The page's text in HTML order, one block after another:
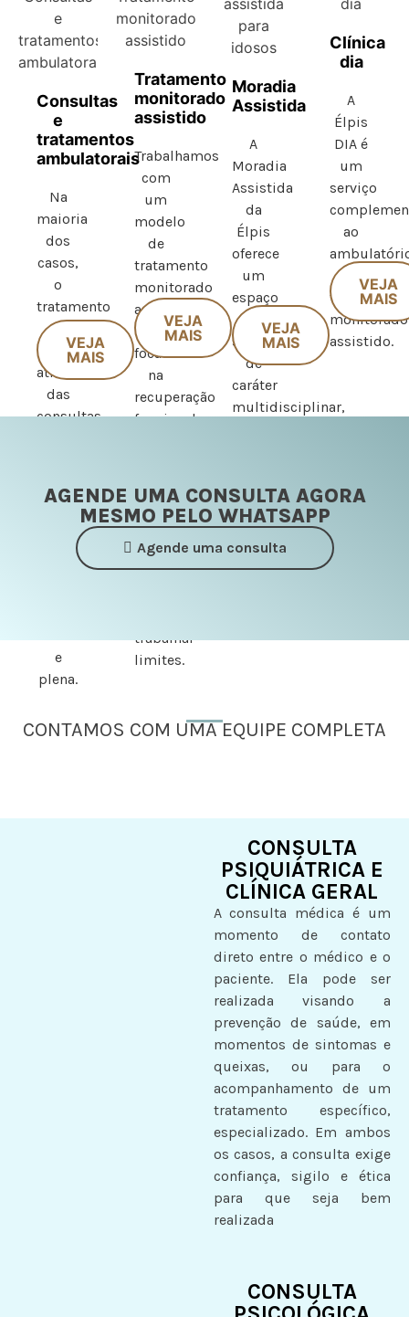
Consultas
e
tratamentos
ambulatorais
Na
maioria
dos
casos,
o
tratamento
é
realizado
através
das
consultas
permitindo
paciente
e
plena.
VEJA
MAIS
Tratamento
monitorado
assistido
Trabalhamos
com
um
modelo
de
tratamento
monitorado
assistido
breve,
focada
na
recuperação
funcional
objetivo
é
acolher,
proteger,
trabalhar
limites.
VEJA
MAIS
Moradia
Assistida
A
Moradia
Assistida
da
Élpis
oferece
um
espaço
com
suporte
de
caráter
multidisciplinar,
que
estimulam
VEJA
MAIS
Clínica
dia
A
Élpis
DIA é
um
serviço
ao
e ao
tratamento
monitorado
assistido.
VEJA
MAIS
AGENDE UMA CONSULTA AGORA
MESMO PELO WHATSAPP
Agende uma consulta
CONTAMOS COM UMA EQUIPE COMPLETA
CONSULTA
PSIQUIÁTRICA E
CLÍNICA GERAL
A consulta médica é um
momento de contato
direto entre o médico e o
paciente. Ela pode ser
realizada visando a
prevenção de saúde, em
momentos de sintomas e
queixas, ou para o
acompanhamento de um
tratamento específico,
especializado. Em ambos
os casos, a consulta exige
confiança, sigilo e ética
para que seja bem
realizada
CONSULTA